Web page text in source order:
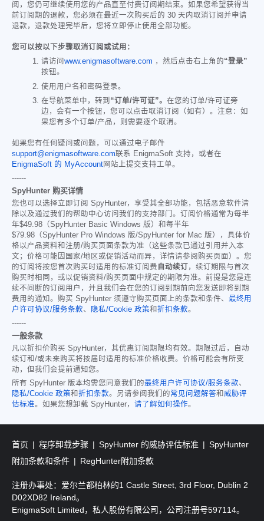
阅，您仍可继续使用您的产品直至付费订阅期结束。如果您希望获得当
前订阅期的退款，您必须在最近一次购买后的 30 天内取消订阅并申请
退款，退款处理完毕后，您将立即停止使用全部功能。
您可以按以下步骤取消订阅或试用：
请访问 www.enigmasoftware.com ，然后点击右上角的“登录”
按钮。
使用用户名和密码登录。
在导航菜单中，转到 “订单/许可证”。 在您的订单/许可证旁
边，会有一个按钮，您可以点击取消订阅（如有）。注意：如
果您有多个订单/产品，则需要逐个取消。
如果您有任何疑问或问题，可以通过电子邮件
support@enigmasoftware.com联系 EnigmaSoft 支持，或者在
EnigmaSoft 的 MyAccount网站上提交支持工单。
------
SpyHunter 购买详情
您也可以选择立即订阅 SpyHunter，享受其全部功能，包括恶意软件清
除以及通过我们的帮助中心访问我们的支持部门。订阅价格通常为每半
年$49.98 （SpyHunter Basic Windows 版）和每半年
$79.98 （SpyHunter Pro Windows 版/SpyHunter for Mac 版），具体价
格以产品资料和注册/购买页面条款为准（这些条款已通过引用并入本
文；价格可能因国家/地区或促销活动而异，详情请参阅购买页面）。您
的订阅将按您首次购买时适用的标准订阅费 自动续订，续订期限与首次
购买时相同，或以促销资料/购买页面中规定的期限为准。前提是您是连
续不间断的订阅用户，并且我们会在您的订阅到期前向您发送即将到期
费用的通知。购买 SpyHunter 须遵守购买页面上的条款和条件、 最终用
户许可协议/服务条款、 隐私/Cookie 政策和折扣条款。
------
一般条款
凡以折扣价购买 SpyHunter，其优惠订阅期限均有效。期限过后，自动
续订和/或未来购买将按届时适用的标准价格收费。价格可能会有所变
动，但我们会提前通知您。
所有 SpyHunter 版本均需您同意我们的最终用户许可协议/服务条款、
隐私/Cookie 政策和折扣条款。另请参阅我们的常见问题解答和威胁评
估标准。如果您想卸载 SpyHunter， 请了解如何操作。
首页 程序卸载步骤 SpyHunter 的威胁评估标准
SpyHunter
附加条款和条件
RegHunter附加条款
注册办事处：爱尔兰都柏林的1 Castle Street, 3rd Floor, Dublin 2
D02XD82 Ireland。
EnigmaSoft Limited，私人股份有限公司，公司注册号597114。